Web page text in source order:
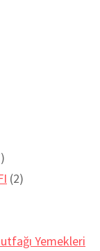
(2)
Yemekleri